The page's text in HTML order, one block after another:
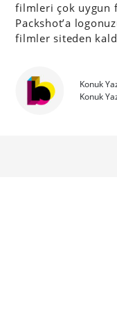
filmleri çok uygun
Packshot’a
filmler siteden
Konuk
Konuk